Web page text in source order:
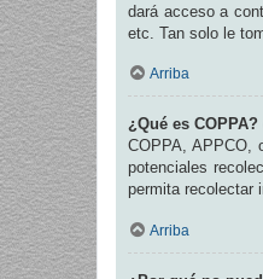
dará acceso a
etc. Tan solo le
Arriba
¿Qué es COPPA?
COPPA, APPCO,
potenciales
permita recolectar
Arriba